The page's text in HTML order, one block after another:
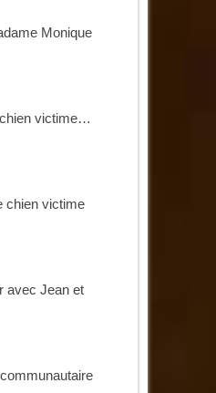
Monique
victime…
chien victime
avec Jean et